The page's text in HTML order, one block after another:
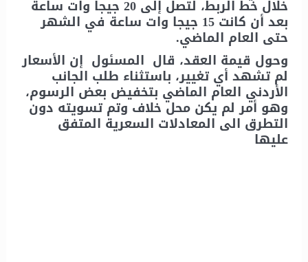
خلال خط الربط، لتصل إلى 20 جيجا وات ساعة
بعد أن كانت 15 جيجا وات ساعة في الشهر
حتى العام الماضي.
وحول قيمة العقد، قال المسئول إن الأسعار
لم تشهد أي تغيير، باستثناء طلب الجانب
الأردني العام الماضي بتخفيض بعض الرسوم،
وهو أمر لم يكن محل خلاف وتم تسويته دون
التطرق الى المعادلات السعرية المتفق
عليها